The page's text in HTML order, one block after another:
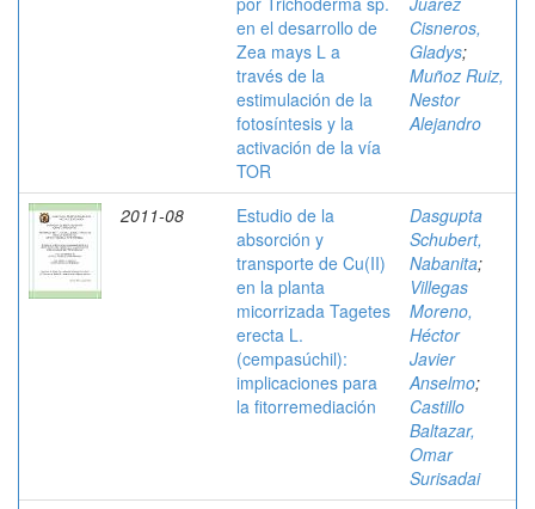
en el desarrollo de
Zea mays L a
través de la
estimulación de la
fotosíntesis y la
activación de la vía
TOR
Cisneros,
Gladys;
Muñoz Ruiz,
Nestor
Alejandro
2011-08
Estudio de la
absorción y
transporte de Cu(II)
en la planta
micorrizada Tagetes
erecta L.
(cempasúchil):
implicaciones para
la fitorremediación
Dasgupta
Schubert,
Nabanita;
Villegas
Moreno,
Héctor
Javier
Anselmo;
Castillo
Baltazar,
Omar
Surisadai